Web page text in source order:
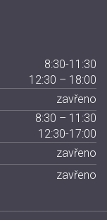
8:30-11:30
12:30 – 18:00
zavřeno
8:30 – 11:30
12:30-17:00
zavřeno
zavřeno